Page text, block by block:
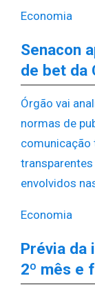
Economia
Senacon
de bet da
Órgão vai
normas de
envolvidos
Economia
Prévia da
2º mês e